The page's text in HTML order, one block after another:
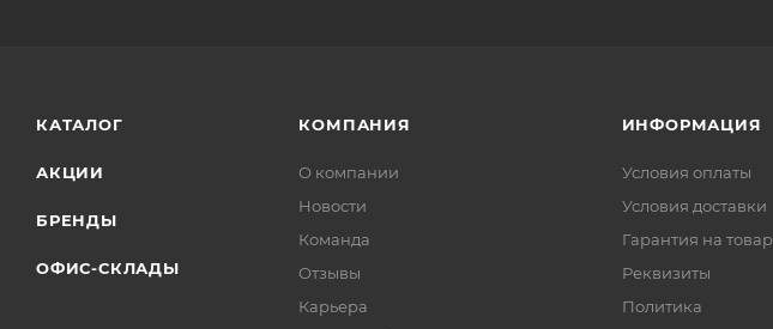
КАТАЛОГ
АКЦИИ
БРЕНДЫ
ОФИС-СКЛАДЫ
КОМПАНИЯ
О компании
Новости
Команда
Отзывы
Карьера
ИНФОРМАЦИЯ
Условия оплаты
Условия доставки
Гарантия на товар
Реквизиты
Политика